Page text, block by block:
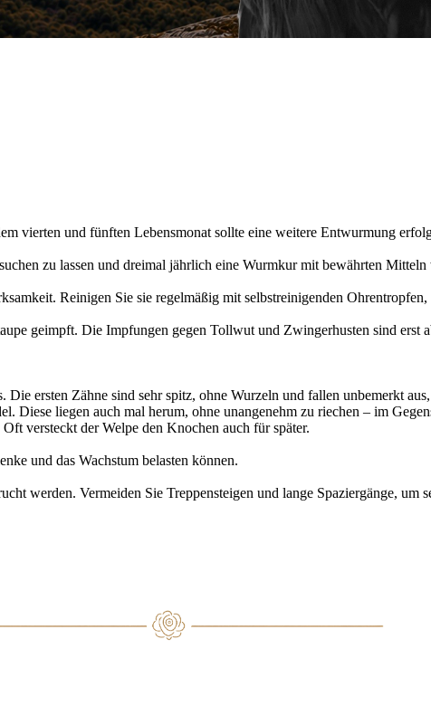
vierten und fünften Lebensmonat sollte eine weitere Entwurmung
zu lassen und dreimal jährlich eine Wurmkur mit bewährten
Reinigen Sie sie regelmäßig mit selbstreinigenden
geimpft. Die Impfungen gegen Tollwut und Zwingerhusten sind erst
ersten Zähne sind sehr spitz, ohne Wurzeln und fallen unbemerkt
Diese liegen auch mal herum, ohne unangenehm zu riechen – im
versteckt der Welpe den Knochen auch für später.
und das Wachstum belasten können.
werden. Vermeiden Sie Treppensteigen und lange Spaziergänge, um